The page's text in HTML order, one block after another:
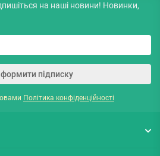
на наші новини! Новинки,
підписку
Політика конфіденційності